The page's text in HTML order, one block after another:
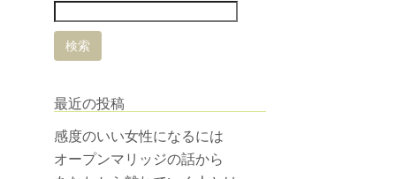
最近の投稿
感度のいい女性になるには
オープンマリッジの話から